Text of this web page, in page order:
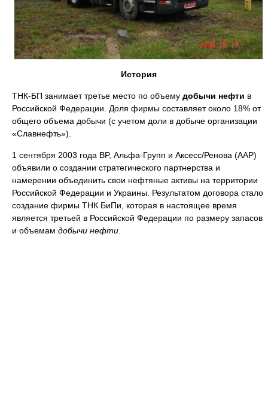
История
ТНК-БП занимает третье место по объему добычи нефти в
Российской Федерации. Доля фирмы составляет около 18% от
общего объема добычи (с учетом доли в добыче организации
«Славнефть»).
1 сентября 2003 года BP, Альфа-Групп и Аксесс/Ренова (ААР)
объявили о создании стратегического партнерства и
намерении объединить свои нефтяные активы на территории
Российской Федерации и Украины. Результатом договора стало
создание фирмы ТНК БиПи, которая в настоящее время
является третьей в Российской Федерации по размеру запасов
и объемам добычи нефти